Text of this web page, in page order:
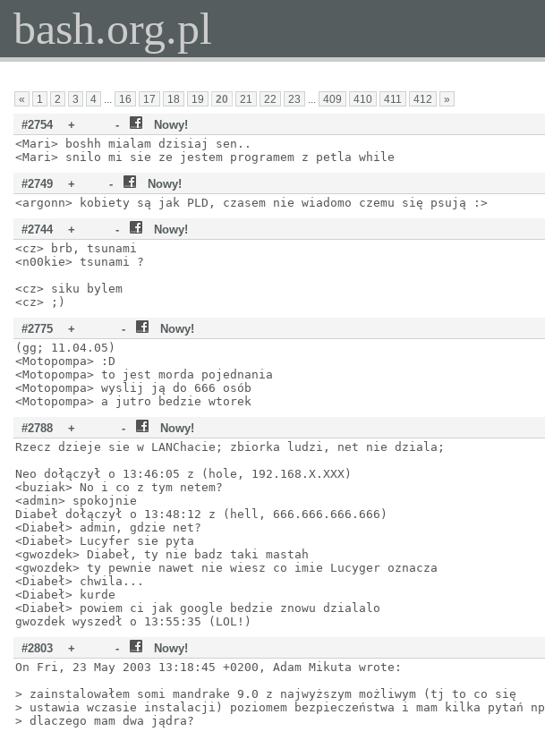
bash.org.pl
« 1 2 3 4 16 17 18 19 20 21 22 23 409 410 411 412 »
#2754 + -
Nowy!
<Mari> boshh mialam dzisiaj sen..
<Mari> snilo mi sie ze jestem programem z petla while
#2749 + -
Nowy!
<argonn> kobiety są jak PLD, czasem nie wiadomo czemu się psują :>
#2744 + -
Nowy!
<cz> brb, tsunami
<n00kie> tsunami ?
<cz> siku bylem
<cz> ;)
#2775 + -
Nowy!
(gg; 11.04.05)
<Motopompa> :D
<Motopompa> to jest morda pojednania
<Motopompa> wyslij ją do 666 osób
<Motopompa> a jutro bedzie wtorek
#2788 + -
Nowy!
Rzecz dzieje sie w LANChacie; zbiorka ludzi, net nie dziala;
Neo dołączył o 13:46:05 z (hole, 192.168.X.XXX)
<buziak> No i co z tym netem?
<admin> spokojnie
Diabeł dołączył o 13:48:12 z (hell, 666.666.666.666)
<Diabeł> admin, gdzie net?
<Diabeł> Lucyfer sie pyta
<gwozdek> Diabeł, ty nie badz taki mastah
<gwozdek> ty pewnie nawet nie wiesz co imie Lucyger oznacza
<Diabeł> chwila...
<Diabeł> kurde
<Diabeł> powiem ci jak google bedzie znowu dzialalo
gwozdek wyszedł o 13:55:35 (LOL!)
#2803 + -
Nowy!
On Fri, 23 May 2003 13:18:45 +0200, Adam Mikuta wrote:
> zainstalowałem somi mandrake 9.0 z najwyższym możliwym (tj to co się
> ustawia wczasie instalacji) poziomem bezpieczeństwa i mam kilka pytań np
> dlaczego mam dwa jądra?